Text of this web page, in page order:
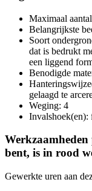
Maximaal
Belangrijkste
Soort
dat is bedrukt
een liggend
Benodigde
gelaagd te
Weging: 4
Invalshoek(en):
Werkzaamheden
bent, is in rood
Gewerkte uren aan